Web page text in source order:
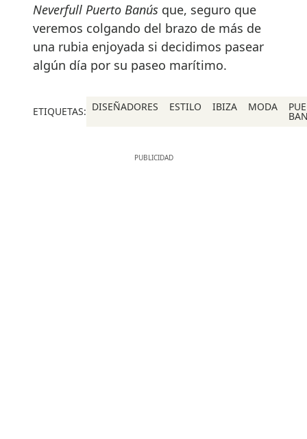
Neverfull Puerto Banús que, seguro que
veremos colgando del brazo de más de
una rubia enjoyada si decidimos pasear
algún día por su paseo marítimo.
ETIQUETAS: DISEÑADORES ESTILO IBIZA MODA